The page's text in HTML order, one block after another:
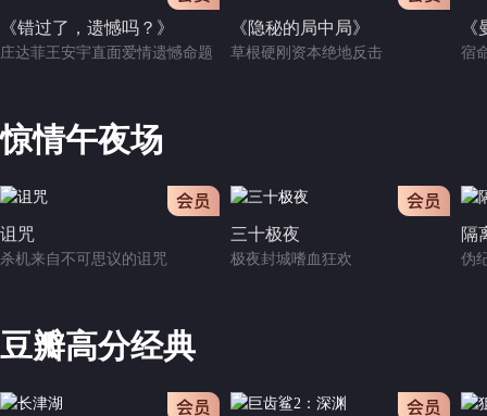
《错过了，遗憾吗？》
庄达菲王安宇直面爱情遗憾命题
《隐秘的局中局》
草根硬刚资本绝地反击 宿
惊情午夜场
诅咒
杀机来自不可思议的诅咒
会员
三十极夜
极夜封城嗜血狂欢
会员
隔
伪
豆瓣高分经典
会员 会员